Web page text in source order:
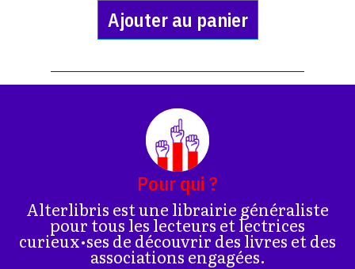
Ajouter au panier
Pour qui ?
Alterlibris est une librairie généraliste
pour tous les lecteurs et lectrices
curieux•ses de découvrir des livres et des
associations engagées.